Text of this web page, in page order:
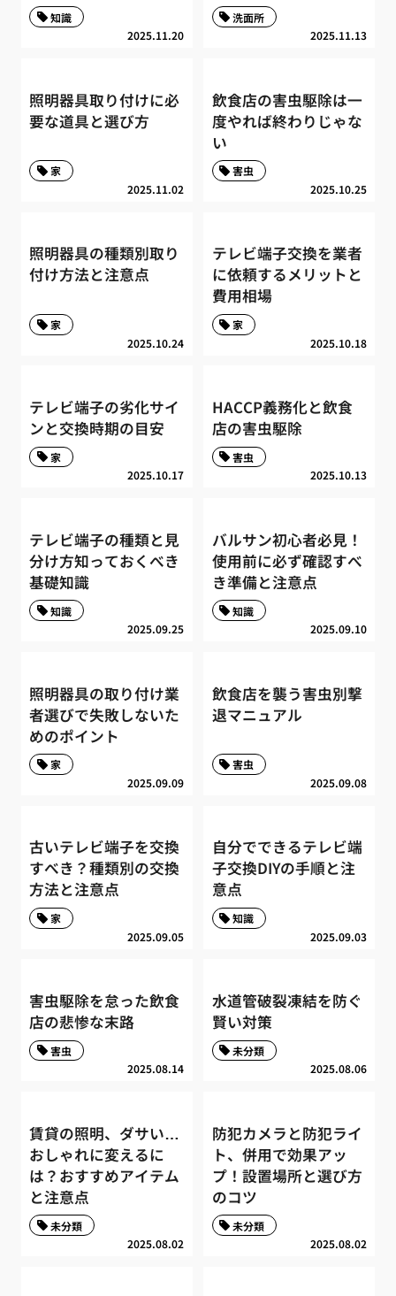
2025.11.20
知識
2025.11.13
洗面所
照明器具取り付けに必
要な道具と選び方
2025.11.02
家
飲食店の害虫駆除は一
度やれば終わりじゃな
い
2025.10.25
害虫
照明器具の種類別取り
付け方法と注意点
2025.10.24
家
テレビ端子交換を業者
に依頼するメリットと
費用相場
2025.10.18
家
テレビ端子の劣化サイ
ンと交換時期の目安
2025.10.17
家
HACCP義務化と飲食
店の害虫駆除
2025.10.13
害虫
テレビ端子の種類と見
分け方知っておくべき
基礎知識
2025.09.25
知識
バルサン初心者必見！
使用前に必ず確認すべ
き準備と注意点
2025.09.10
知識
照明器具の取り付け業
者選びで失敗しないた
めのポイント
2025.09.09
家
飲食店を襲う害虫別撃
退マニュアル
2025.09.08
害虫
古いテレビ端子を交換
すべき？種類別の交換
方法と注意点
2025.09.05
家
自分でできるテレビ端
子交換DIYの手順と注
意点
2025.09.03
知識
害虫駆除を怠った飲食
店の悲惨な末路
2025.08.14
害虫
水道管破裂凍結を防ぐ
賢い対策
2025.08.06
未分類
賃貸の照明、ダサい…
おしゃれに変えるに
は？おすすめアイテム
と注意点
2025.08.02
未分類
防犯カメラと防犯ライ
ト、併用で効果アッ
プ！設置場所と選び方
のコツ
2025.08.02
未分類